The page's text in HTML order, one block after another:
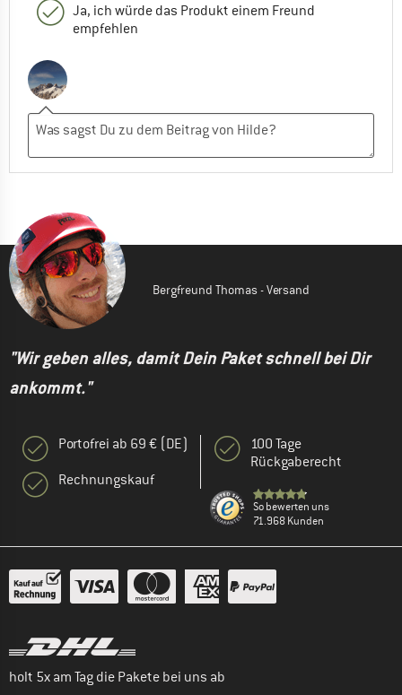
Ja, ich würde das Produkt einem Freund
empfehlen
Bergfreund Thomas - Versand
"Wir geben alles, damit Dein Paket schnell bei Dir
ankommt."
Portofrei ab 69 € (DE)
Rechnungskauf
100 Tage
Rückgaberecht
So bewerten uns
71.968 Kunden
holt 5x am Tag die Pakete bei uns ab